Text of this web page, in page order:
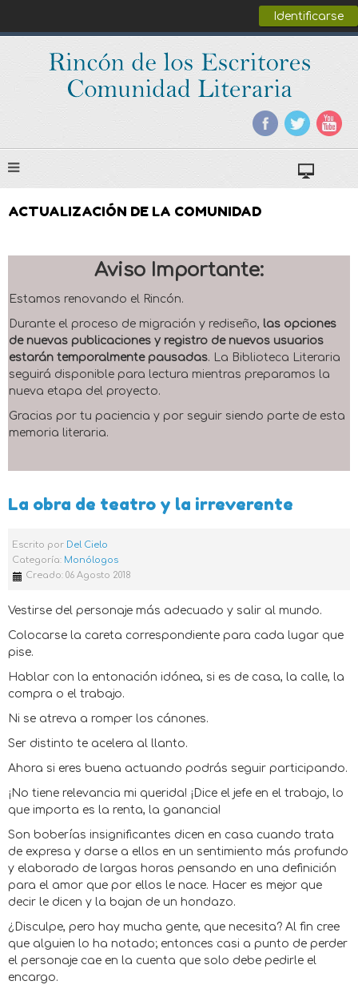
Identificarse
ACTUALIZACIÓN DE LA COMUNIDAD
Aviso Importante:
Estamos renovando el Rincón.
Durante el proceso de migración y rediseño, las opciones
de nuevas publicaciones y registro de nuevos usuarios
estarán temporalmente pausadas. La Biblioteca Literaria
seguirá disponible para lectura mientras preparamos la
nueva etapa del proyecto.
Gracias por tu paciencia y por seguir siendo parte de esta
memoria literaria.
La obra de teatro y la irreverente
Escrito por Del Cielo
Categoría: Monólogos
Creado: 06 Agosto 2018
Vestirse del personaje más adecuado y salir al mundo.
Colocarse la careta correspondiente para cada lugar que
pise.
Hablar con la entonación idónea, si es de casa, la calle, la
compra o el trabajo.
Ni se atreva a romper los cánones.
Ser distinto te acelera al llanto.
Ahora si eres buena actuando podrás seguir participando.
¡No tiene relevancia mi querida! ¡Dice el jefe en el trabajo, lo
que importa es la renta, la ganancia!
Son boberías insignificantes dicen en casa cuando trata
de expresa y darse a ellos en un sentimiento más profundo
y elaborado de largas horas pensando en una definición
para el amor que por ellos le nace. Hacer es mejor que
decir le dicen y la bajan de un hondazo.
¿Disculpe, pero hay mucha gente, que necesita? Al fin cree
que alguien lo ha notado; entonces casi a punto de perder
el personaje cae en la cuenta que solo debe pedirle el
encargo.